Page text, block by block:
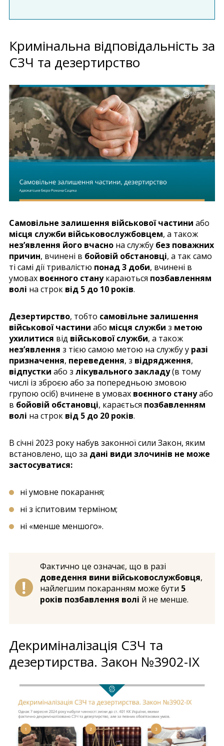
Кримінальна відповідальність за
СЗЧ та дезертирство
Самовільне залишення військової частини або
місця служби військовослужбовцем, а також
нез’явлення його вчасно на службу без поважних
причин, вчинені в бойовій обстановці, а так само
ті самі дії тривалістю понад 3 доби, вчинені в
умовах воєнного станукараються позбавленням
волі на строк від 5 до 10 років.
Дезертирство, тобто самовільне залишення
військової частини або місця служби з метою
ухилитися від військової служби, а також
нез’явлення з тією самою метою на службу у разі
призначення, переведення, з відрядження,
відпустки або з лікувального закладу(в тому
числі із зброєю або за попередньою змовою
групою осіб) вчинене в умовах воєнного стануабо
в бойовій обстановці, карається позбавленням
волі на строк від 5 до 20 років.
В січні 2023 року набув законної сили Закон, яким
встановлено, що за дані види злочинів не може
застосуватися:
ні умовне покарання;
ні з іспитовим терміном;
ні «менше меншого».
Фактично це означає, що в разі
доведення вини військовослужбовця,
найлегшим покаранням може бути 5
років позбавлення волі й не менше.
Декриміналізація СЗЧ та
дезертирства. Закон №3902-IX